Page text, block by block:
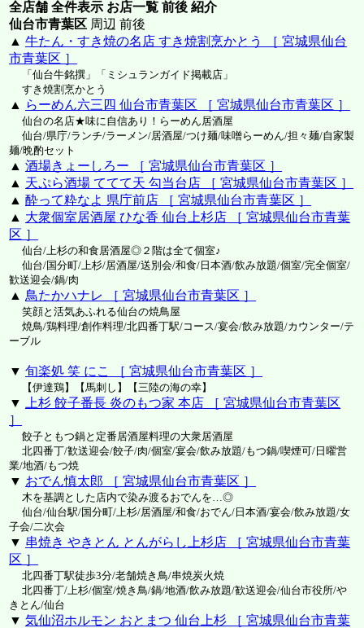
全店舗 全件表示 お店一覧 前後 紹介
仙台市青葉区 周辺 前後
▲ 牛たん・すき焼の名店 すき焼割烹かとう ［ 宮城県仙台
市青葉区 ］
「仙台牛銘撰」「ミシュランガイド掲載店」
すき焼割烹かとう
▲ らーめん六三四 仙台市青葉区 ［ 宮城県仙台市青葉区 ］
仙台の名店★味に自信あり！らーめん居酒屋
仙台/県庁/ランチ/ラーメン/居酒屋/つけ麺/味噌らーめん/担々麺/自家製
麺/晩酌セット
▲ 酒場きょーしろー ［ 宮城県仙台市青葉区 ］
▲ 天ぷら酒場 ててて天 勾当台店 ［ 宮城県仙台市青葉区 ］
▲ 酔って粋なよ 県庁前店 ［ 宮城県仙台市青葉区 ］
▲ 大衆個室居酒屋 ひな香 仙台上杉店 ［ 宮城県仙台市青葉
区 ］
仙台/上杉の和食居酒屋◎２階は全て個室♪
仙台/国分町/上杉/居酒屋/送別会/和食/日本酒/飲み放題/個室/完全個室/
歓送迎会/鍋/肉
▲ 鳥たかハナレ ［ 宮城県仙台市青葉区 ］
笑顔と活気あふれる仙台の焼鳥屋
焼鳥/鶏料理/創作料理/北四番丁駅/コース/宴会/飲み放題/カウンター/テ
ーブル
▼ 旬楽処 笑 にこ ［ 宮城県仙台市青葉区 ］
【伊達鶏】【馬刺し】【三陸の海の幸】
▼
上杉 餃子番長 炎のもつ家 本店 ［ 宮城県仙台市青葉区
］
餃子ともつ鍋と定番居酒屋料理の大衆居酒屋
北四番丁/歓送迎会/餃子/肉/個室/宴会/飲み放題/もつ鍋/喫煙可/日曜営
業/地酒/もつ焼
▼ おでん慎太郎 ［ 宮城県仙台市青葉区 ］
木を基調とした店内で染み渡るおでんを…◎
仙台/仙台駅/国分町/上杉/居酒屋/和食/おでん/日本酒/宴会/飲み放題/女
子会/二次会
▼ 串焼き やきとん とんがらし上杉店 ［ 宮城県仙台市青葉
区 ］
北四番丁駅徒歩3分/老舗焼き鳥/串焼炭火焼
北四番丁/上杉/個室/焼き鳥/鍋/地酒/飲み放題/歓送迎会/仙台市役所/や
きとん/仙台
▼ 気仙沼ホルモン おとまつ 仙台上杉 ［ 宮城県仙台市青葉